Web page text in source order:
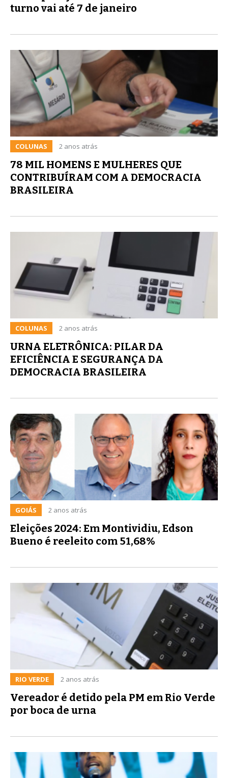
turno vai até 7 de janeiro
COLUNAS 2 anos atrás
78 MIL HOMENS E MULHERES QUE
CONTRIBUÍRAM COM A DEMOCRACIA
BRASILEIRA
COLUNAS 2 anos atrás
URNA ELETRÔNICA: PILAR DA
EFICIÊNCIA E SEGURANÇA DA
DEMOCRACIA BRASILEIRA
GOIÁS 2 anos atrás
Eleições 2024: Em Montividiu, Edson
Bueno é reeleito com 51,68%
RIO VERDE 2 anos atrás
Vereador é detido pela PM em Rio Verde
por boca de urna